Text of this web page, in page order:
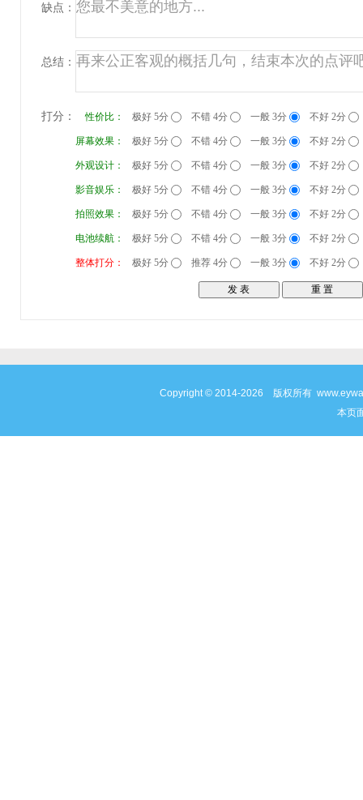
缺点：
总结：
打分： 性价比： 极好 5分 不错 4分 一般 3分 不好 2分
屏幕效果： 极好 5分 不错 4分 一般 3分 不好 2分
外观设计： 极好 5分 不错 4分 一般 3分 不好 2分
影音娱乐： 极好 5分 不错 4分 一般 3分 不好 2分
拍照效果： 极好 5分 不错 4分 一般 3分 不好 2分
电池续航： 极好 5分 不错 4分 一般 3分 不好 2分
整体打分： 极好 5分 推荐 4分 一般 3分 不好 2分
Copyright © 2014-2026 版权所有
本页